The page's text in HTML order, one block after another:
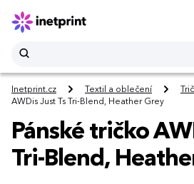
Inetprint.cz Textil a oblečení
AWDis Just Ts Tri-Blend, Heather Grey
Pánské tričko
Tri-Blend,